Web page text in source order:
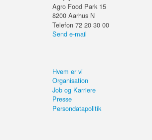
Agro Food Park 15
8200 Aarhus N
Telefon 72 20 30 00
Send e-mail
Hvem er vi
Organisation
Job og Karriere
Presse
Persondatapolitik